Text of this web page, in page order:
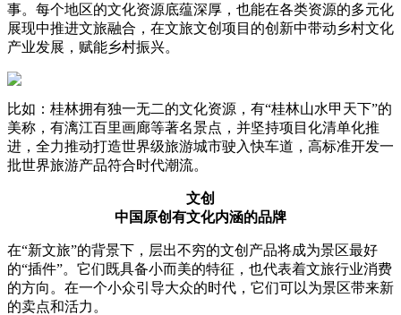
事。每个地区的文化资源底蕴深厚，也能在各类资源的多元化
展现中推进文旅融合，在文旅文创项目的创新中带动乡村文化
产业发展，赋能乡村振兴。
比如：桂林拥有独一无二的文化资源，有“桂林山水甲天下”的
美称，有漓江百里画廊等著名景点，并坚持项目化清单化推
进，全力推动打造世界级旅游城市驶入快车道，高标准开发一
批世界旅游产品符合时代潮流。
文创
中国原创有文化内涵的品牌
在“新文旅”的背景下，层出不穷的文创产品将成为景区最好
的“插件”。它们既具备小而美的特征，也代表着文旅行业消费
的方向。在一个小众引导大众的时代，它们可以为景区带来新
的卖点和活力。